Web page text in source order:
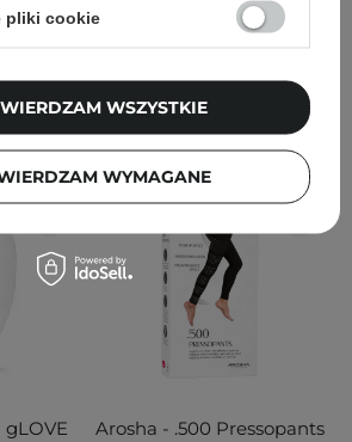
DODAJ DO KOSZYKA
Arosha - .500 Pressopants
pliki cookie
WYMAGANE
WSZYSTKIE